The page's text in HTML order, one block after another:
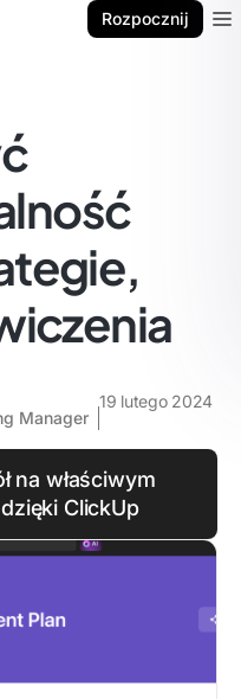
Rozpocznij
Manager
19 lutego 2024
na właściwym
ClickUp